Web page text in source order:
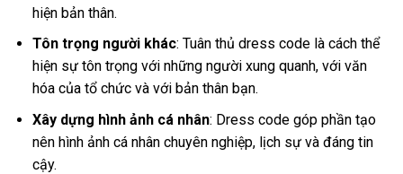
hiện bản thân.
Tôn trọng người khác: Tuân thủ dress code là cách thể
hiện sự tôn trọng với những người xung quanh, với văn
hóa của tổ chức và với bản thân bạn.
Xây dựng hình ảnh cá nhân: Dress code góp phần tạo
nên hình ảnh cá nhân chuyên nghiệp, lịch sự và đáng tin
cậy.